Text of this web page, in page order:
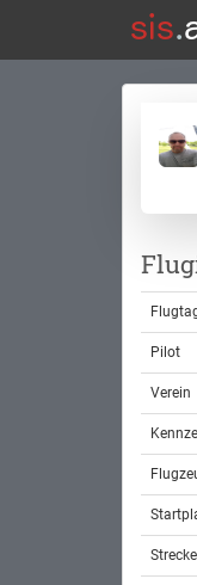
Pilot
Verein
Strecke